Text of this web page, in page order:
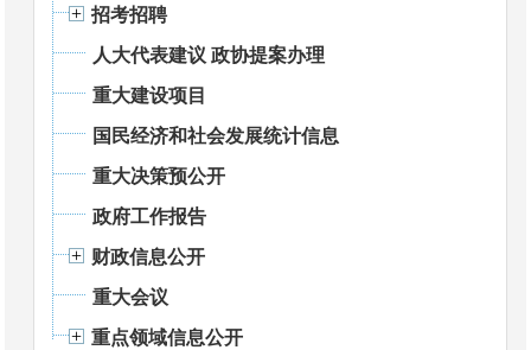
招考招聘
人大代表建议 政协提案办理
重大建设项目
国民经济和社会发展统计信息
重大决策预公开
政府工作报告
财政信息公开
重大会议
重点领域信息公开